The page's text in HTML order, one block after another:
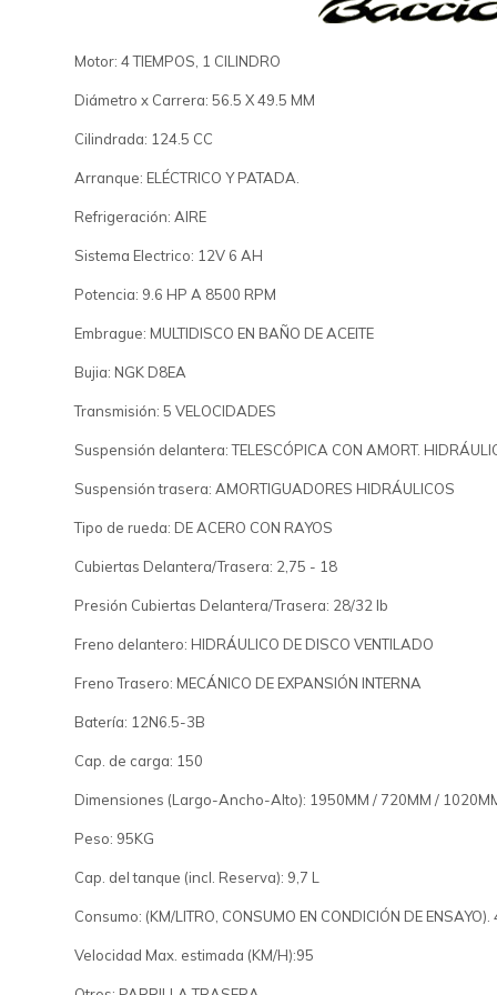
Motor: 4 TIEMPOS, 1 CILINDRO
Diámetro x Carrera: 56.5 X 49.5 MM
Cilindrada: 124.5 CC
Arranque: ELÉCTRICO Y PATADA.
Refrigeración: AIRE
Sistema Electrico: 12V 6 AH
Potencia: 9.6 HP A 8500 RPM
Embrague: MULTIDISCO EN BAÑO DE ACEITE
Bujia: NGK D8EA
Transmisión: 5 VELOCIDADES
Suspensión delantera: TELESCÓPICA CON AMORT.
Suspensión trasera: AMORTIGUADORES HIDRÁULICOS
Tipo de rueda: DE ACERO CON RAYOS
Cubiertas Delantera/Trasera: 2,75 - 18
Presión Cubiertas Delantera/Trasera: 28/32 lb
Freno delantero: HIDRÁULICO DE DISCO VENTILADO
Freno Trasero: MECÁNICO DE EXPANSIÓN INTERNA
Batería: 12N6.5-3B
Cap. de carga: 150
Dimensiones (Largo-Ancho-Alto): 1950MM / 720MM /
Peso: 95KG
Cap. del tanque (incl. Reserva): 9,7 L
Consumo: (KM/LITRO, CONSUMO EN CONDICIÓN DE ENSAYO).
Velocidad Max. estimada (KM/H):95